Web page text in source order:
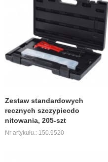
Zestaw standardowych
recznych szczypiecdo
nitowania, 205-szt
Nr artykułu.: 150.9520